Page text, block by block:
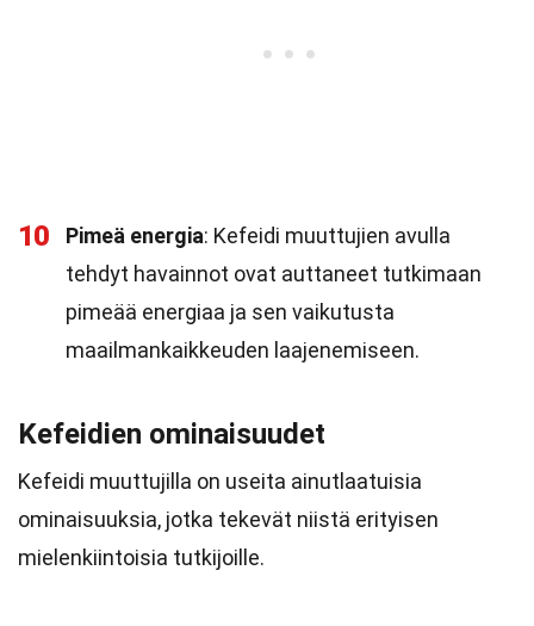
10 Pimeä energia: Kefeidi muuttujien avulla
tehdyt havainnot ovat auttaneet tutkimaan
pimeää energiaa ja sen vaikutusta
maailmankaikkeuden laajenemiseen.
Kefeidien ominaisuudet
Kefeidi muuttujilla on useita ainutlaatuisia
ominaisuuksia, jotka tekevät niistä erityisen
mielenkiintoisia tutkijoille.